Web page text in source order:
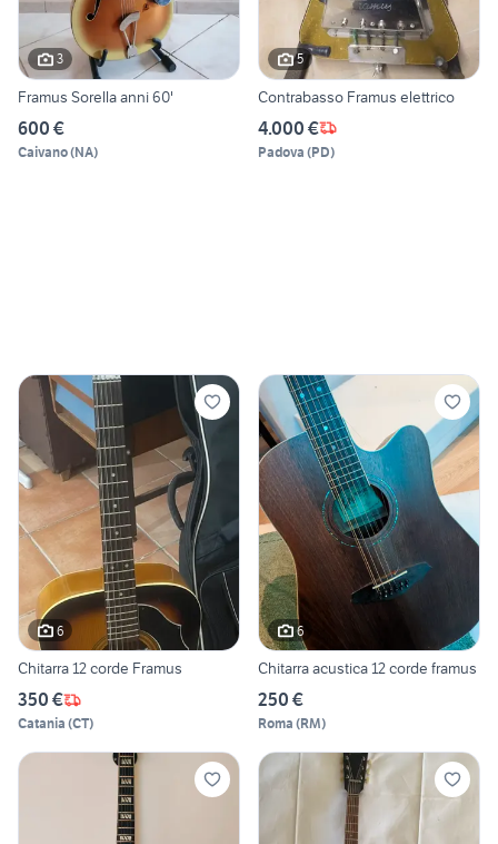
3
Framus Sorella anni 60'
600 €
Caivano(NA)
5
Contrabasso Framus elettrico
4.000 €
Padova (PD)
6
Chitarra 12 corde Framus
350 €
Catania (CT)
6
Chitarra acustica 12 corde framus
250 €
Roma (RM)